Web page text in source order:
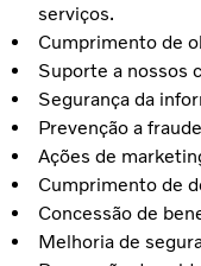
serviços.
Cumprimento de
Suporte a nossos
Segurança da
Prevenção a
Ações de
Cumprimento de
Concessão de
Melhoria de